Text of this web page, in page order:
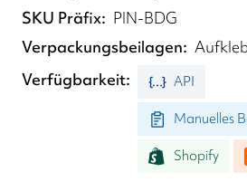
SKU Präfix
PIN-BDG
Verpackungsbeilagen
Verfügbarkeit
API
Manuelles
Shopify